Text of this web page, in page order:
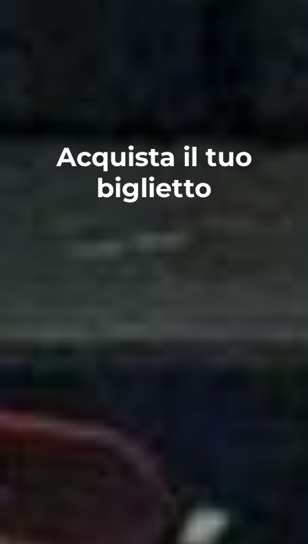
Acquista il tuo
biglietto